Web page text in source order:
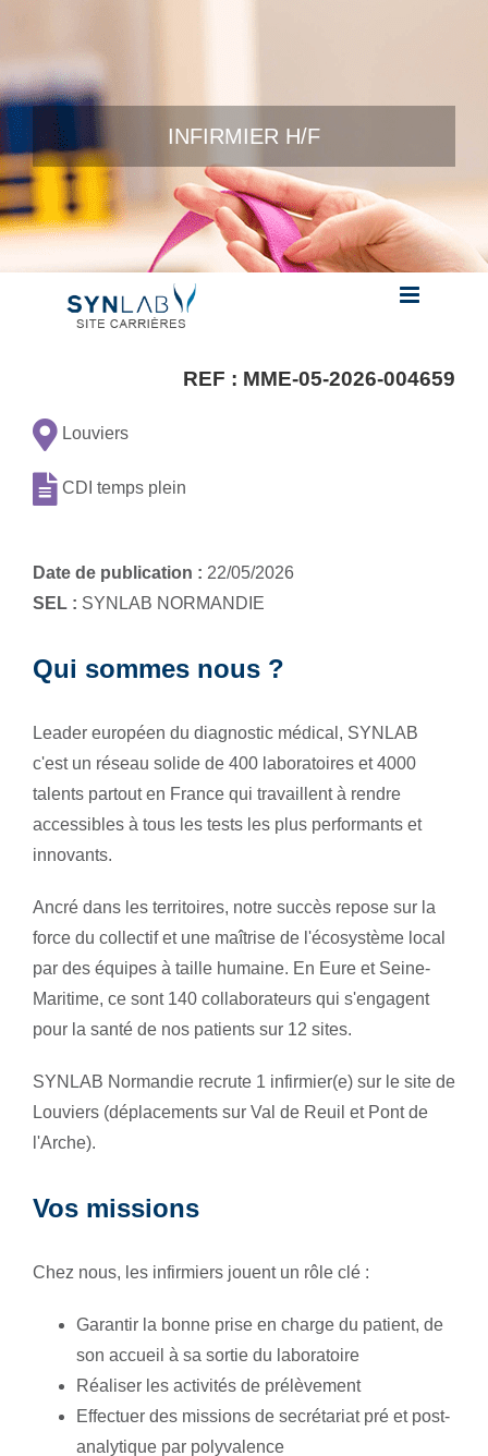
Skip to content
INFIRMIER H/F
REF : MME-05-2026-004659
Louviers
CDI temps plein
Date de publication : 22/05/2026
SEL : SYNLAB NORMANDIE
Qui sommes nous ?
Leader européen du diagnostic médical, SYNLAB
c'est un réseau solide de 400 laboratoires et 4000
talents partout en France qui travaillent à rendre
accessibles à tous les tests les plus performants et
innovants.
Ancré dans les territoires, notre succès repose sur la
force du collectif et une maîtrise de l'écosystème local
par des équipes à taille humaine. En Eure et Seine-
Maritime, ce sont 140 collaborateurs qui s'engagent
pour la santé de nos patients sur 12 sites.
SYNLAB Normandie recrute 1 infirmier(e) sur le site de
Louviers (déplacements sur Val de Reuil et Pont de
l'Arche).
Vos missions
Chez nous, les infirmiers jouent un rôle clé :
Garantir la bonne prise en charge du patient, de
son accueil à sa sortie du laboratoire
Réaliser les activités de prélèvement
Effectuer des missions de secrétariat pré et post-
analytique par polyvalence